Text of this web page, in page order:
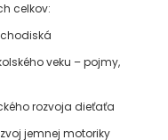
celkov:
veku – pojmy,
rozvoja dieťaťa
jemnej motoriky